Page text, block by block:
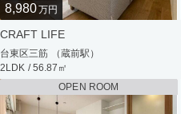
8,980万円
CRAFT LIFE
台東区三筋 （蔵前駅）
2LDK / 56.87㎡
OPEN ROOM